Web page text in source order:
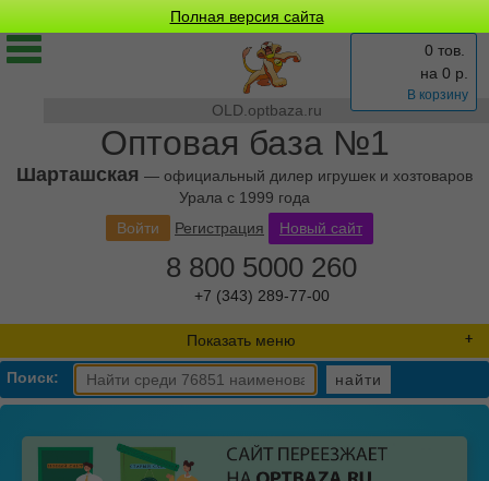
Полная версия сайта
OLD.optbaza.ru
Оптовая база №1
Шарташская — официальный дилер игрушек и хозтоваров
Урала с 1999 года
0 тов.
на 0 р.
В корзину
Войти Регистрация Новый сайт
8 800 5000 260
+7 (343) 289-77-00
Показать меню
Поиск: найти